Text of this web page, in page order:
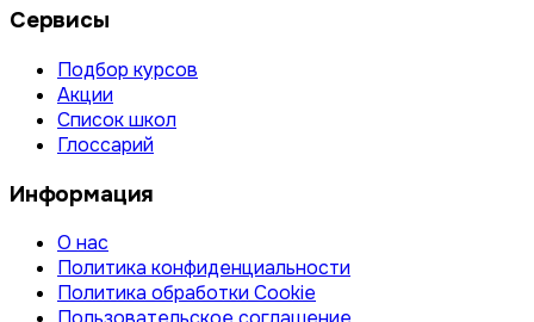
Сервисы
Подбор курсов
Акции
Список школ
Глоссарий
Информация
О нас
Политика конфиденциальности
Политика обработки Cookie